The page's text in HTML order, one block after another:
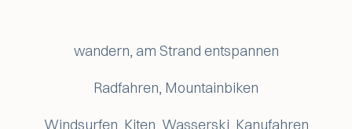
wandern, am Strand entspannen
Radfahren, Mountainbiken
Windsurfen, Kiten, Wasserski, Kanufahren